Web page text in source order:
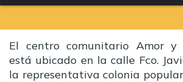
El centro comunitario Amor y
está ubicado en la calle Fco.
la representativa colonia